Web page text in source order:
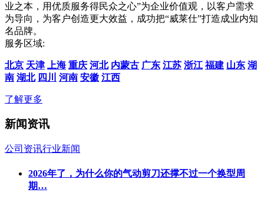
业之本，用优质服务得民众之心”为企业价值观，以客户需求
为导向，为客户创造更大效益，成功把“威莱仕”打造成业内知
名品牌。
服务区域:
北京 天津 上海 重庆 河北 内蒙古 广东 江苏 浙江 福建 山东 湖
南 湖北 四川 河南 安徽 江西
了解更多
新闻资讯
公司资讯行业新闻
2026年了，为什么你的气动剪刀还撑不过一个换型周
期…